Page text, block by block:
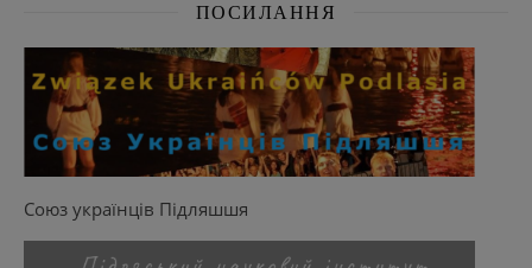
ПОСИЛАННЯ
Союз українців Підляшшя